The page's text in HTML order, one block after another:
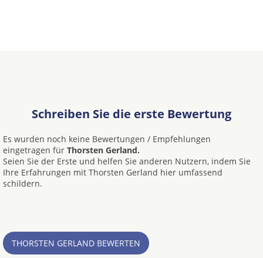
Schreiben Sie die erste Bewertung
Es wurden noch keine Bewertungen / Empfehlungen
eingetragen für Thorsten Gerland.
Seien Sie der Erste und helfen Sie anderen Nutzern, indem Sie
Ihre Erfahrungen mit Thorsten Gerland hier umfassend
schildern.
THORSTEN GERLAND BEWERTEN